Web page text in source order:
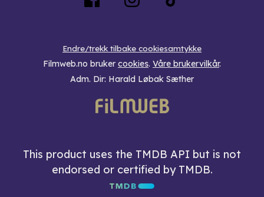
Endre/trekk tilbake cookiesamtykke
Filmweb.no bruker cookies. Våre brukervilkår.
Adm. Dir: Harald Løbak Sæther
This product uses the TMDB API but is not
endorsed or certified by TMDB.